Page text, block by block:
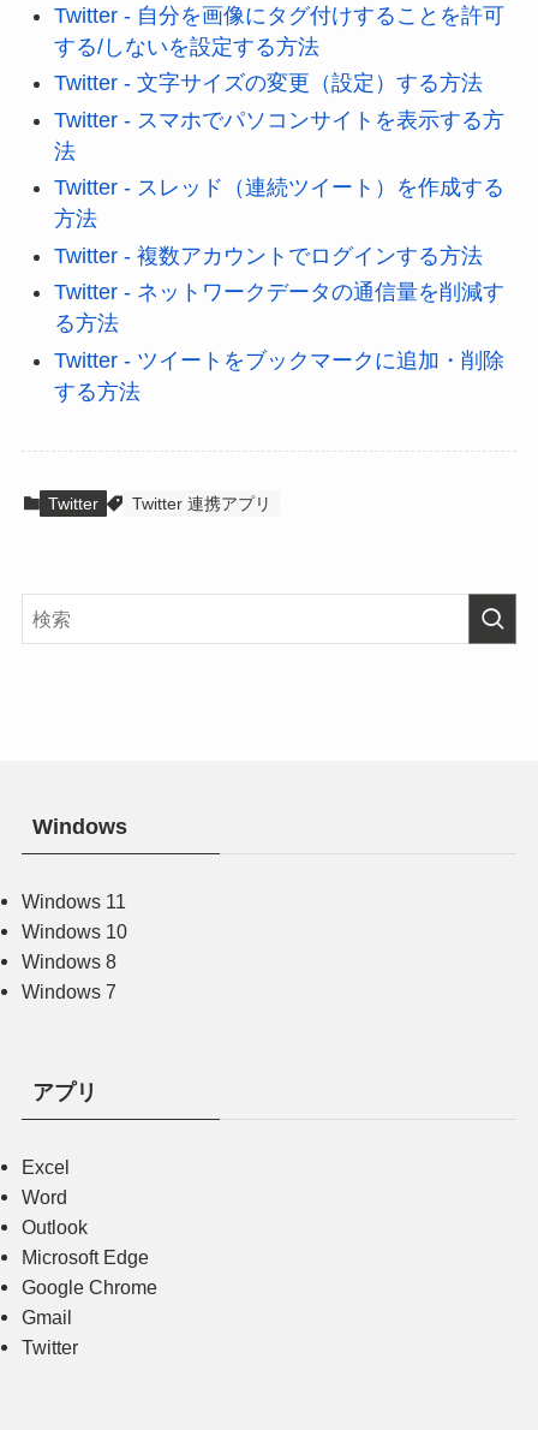
Twitter - 自分を画像にタグ付けすることを許可
する/しないを設定する方法
Twitter - 文字サイズの変更（設定）する方法
Twitter - スマホでパソコンサイトを表示する方
法
Twitter - スレッド（連続ツイート）を作成する
方法
Twitter - 複数アカウントでログインする方法
Twitter - ネットワークデータの通信量を削減す
る方法
Twitter - ツイートをブックマークに追加・削除
する方法
Twitter Twitter 連携アプリ
Windows
Windows 11
Windows 10
Windows 8
Windows 7
アプリ
Excel
Word
Outlook
Microsoft Edge
Google Chrome
Gmail
Twitter